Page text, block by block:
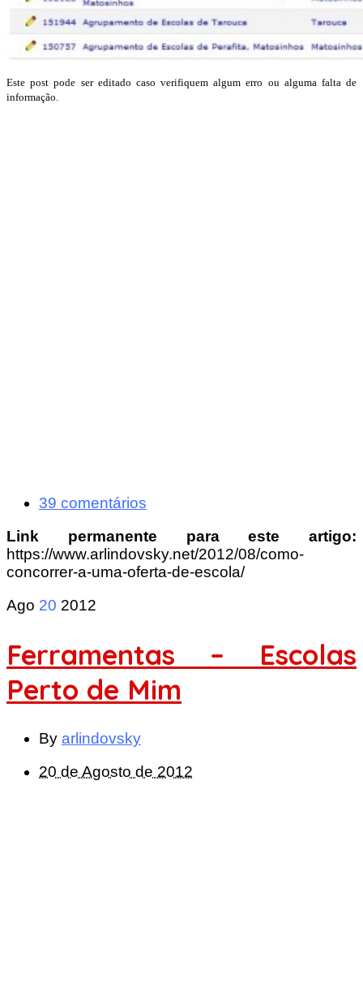
Este post pode ser editado caso verifiquem algum erro ou alguma falta de
informação.
39 comentários
Link permanente para este artigo:
https://www.arlindovsky.net/2012/08/como-
concorrer-a-uma-oferta-de-escola/
Ago 20 2012
Ferramentas – Escolas
Perto de Mim
By arlindovsky
20 de Agosto de 2012